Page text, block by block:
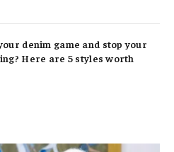
denim game and stop your
Here are 5 styles worth